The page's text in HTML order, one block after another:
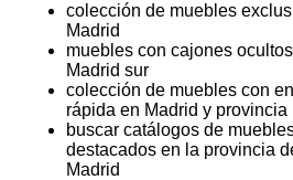
colección de muebles
Madrid
muebles con cajones
Madrid sur
colección de muebles con
rápida en Madrid y provincia
buscar catálogos de
destacados en la provincia
Madrid